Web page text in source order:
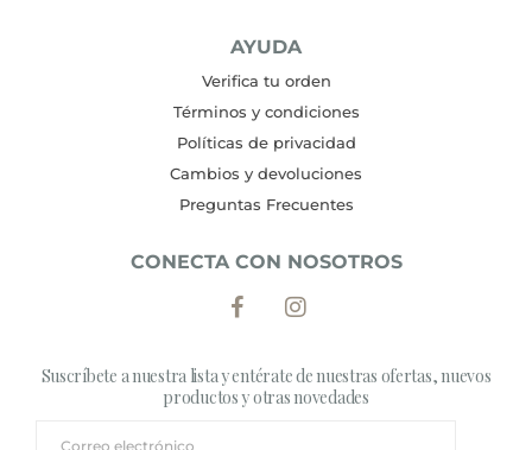
AYUDA
Verifica tu orden
Términos y condiciones
Políticas de privacidad
Cambios y devoluciones
Preguntas Frecuentes
CONECTA CON NOSOTROS
Suscríbete a nuestra lista y entérate de nuestras ofertas, nuevos
productos y otras novedades